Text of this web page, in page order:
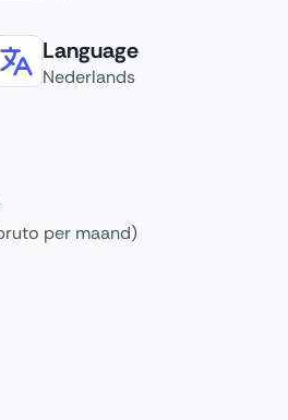
Language
Nederlands
per maand)